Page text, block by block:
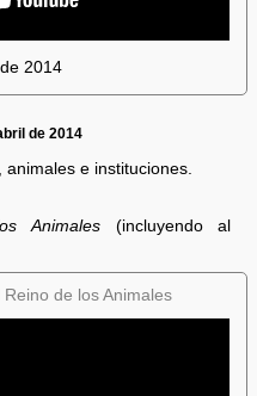
2014
de 2014
e instituciones.
Animales(incluyendo al
de los Animales